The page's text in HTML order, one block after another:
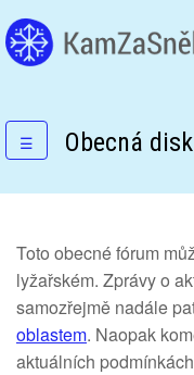
☰ Obecná
Toto obecné fórum
lyžařském. Zprávy o
samozřejmě nadále
oblastem. Naopak
aktuálních